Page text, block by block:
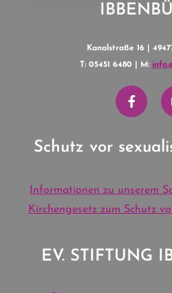
Kanalstraße 16 |
T: 05451 6480 | M:
Schutz vor
Informationen zu unserem
Kirchengesetz zum Schutz
EV. STIFTUNG